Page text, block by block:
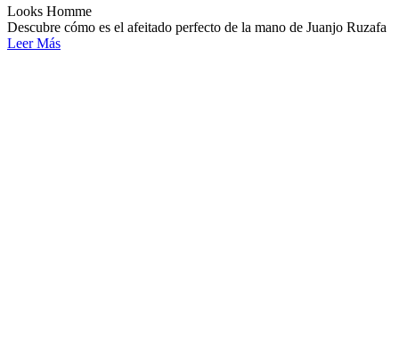
Looks Homme
Descubre cómo es el afeitado perfecto de la mano de Juanjo Ruzafa
Leer Más